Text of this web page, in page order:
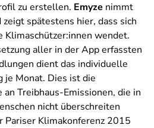
zu erstellen. Emyze nimmt
spätestens hier, dass sich
wendet.
aller in der App erfassten
dient das individuelle
je Monat. Dies ist die
Treibhaus-Emissionen, die in
nicht überschreiten
Pariser Klimakonferenz 2015